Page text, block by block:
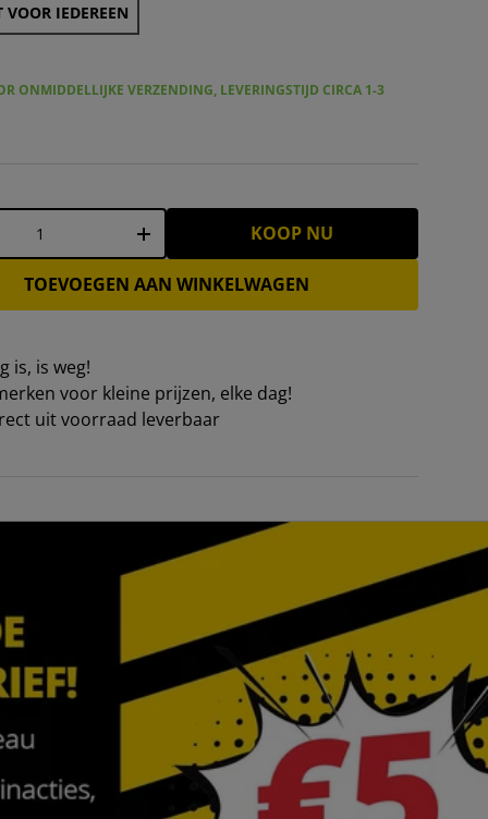
VOOR IEDEREEN
ONMIDDELLIJKE VERZENDING, LEVERINGSTIJD CIRCA 1-3
+ KOOP NU
TOEVOEGEN AAN WINKELWAGEN
is, is weg!
voor kleine prijzen, elke dag!
uit voorraad leverbaar